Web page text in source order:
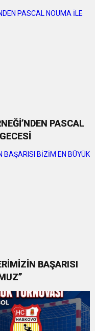
PASCAL
BAŞARISI